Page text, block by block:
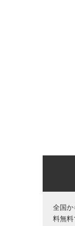
全国
料無料